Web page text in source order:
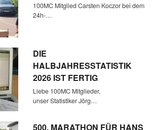
100MC Mitglied Carsten Koczor bei dem
24h-…
DIE
HALBJAHRESSTATISTIK
2026 IST FERTIG
Liebe 100MC Mitglieder,
unser Statistiker Jörg…
500. MARATHON FÜR HANS